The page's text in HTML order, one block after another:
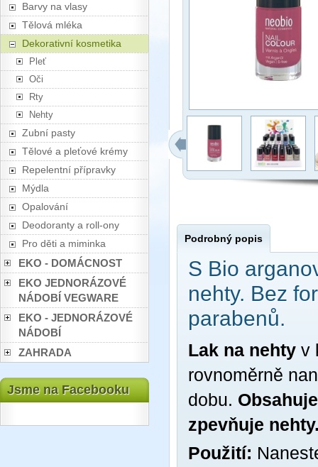
Barvy na vlasy
Tělová mléka
Dekorativní kosmetika
Pleť
Oči
Rty
Nehty
Zubní pasty
Tělové a pleťové krémy
Repelentní přípravky
Mýdla
Opalování
Deodoranty a roll-ony
Pro děti a miminka
EKO - DOMÁCNOST
EKO JEDNORÁZOVÉ
NÁDOBÍ VEGWARE
EKO - JEDNORÁZOVÉ
NÁDOBÍ
ZAHRADA
Jsme na Facebooku
Podrobný popis
S Bio
nehty. Bez
parabenů.
Lak na nehty v
rovnoměrně
dobu.
zpevňuje
Použití: